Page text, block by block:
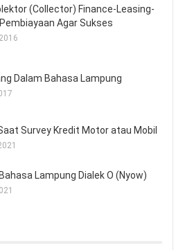
(Collector) Finance-Leasing-
Agar Sukses
Dalam Bahasa Lampung
Survey Kredit Motor atau Mobil
Lampung Dialek O (Nyow)